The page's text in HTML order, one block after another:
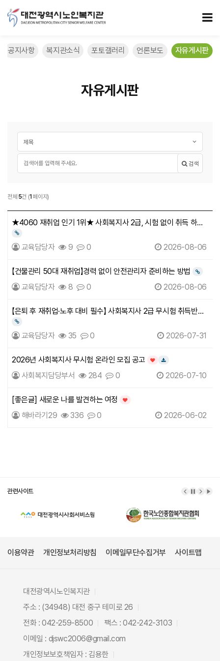
자유게시판 페이지
공지사항 복지관소식 포토갤러리 언론보도 자유게시판
자유게시판
게시글 검색
검색대상
검색어필수 검색
자유게시판
전체 5건 (1 페이지)
자유게시판 목록
★4060 재취업 인기 1위★ 사회복지사 2급, 시험 없이 취득 하는
방법
링크
교육담당자 9 0 2026-08-06
【건물관리 50대 재취업】경력 없이 안전관리자 준비하는 방법 링크
교육담당자 8 0 2026-08-06
【은퇴 후 재취업·노후 대비 필수】 사회복지사 2급 무시험 취득반
안내
링크
교육담당자 35 0 2026-07-31
2026년 사회복지사 무시험 온라인 모집 공고 인기글다운로드
사회복지담당부서 284 0 2026-07-10
[좋은글] 새로운 나를 발견하는 여정 인기글
해바라기29 336 0 2026-06-02
관련사이트 이전 배너
배너 정
다음
배
이용약관 개인정보처리방침 이메일무단수집거부 사이트맵
대전광역시노인복지관
주소 : (34948) 대전 중구 테미로 26
전화 : 042-259-8500
팩스 : 042-242-3103
이메일 : djswc2006@gmail.com
개인정보보호책임자 : 김용한